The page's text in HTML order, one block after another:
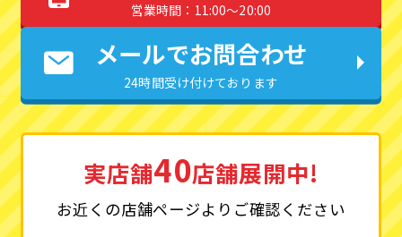
営業時間：11:00〜20:00
メールでお問合わせ
24時間受け付けております
実店舗40店舗展開中!
お近くの店舗ページよりご確認ください